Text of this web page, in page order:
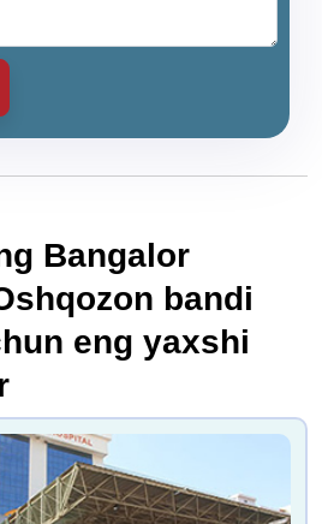
Bangalor
bandi
eng yaxshi